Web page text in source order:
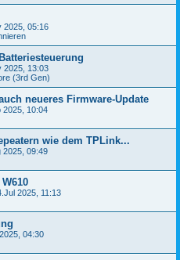
2025, 05:16
2025, 13:03
(3rd Gen)
neueres Firmware-Update
2025, 10:04
wie dem TPLink...
2025, 09:49
2025, 11:13
04:30